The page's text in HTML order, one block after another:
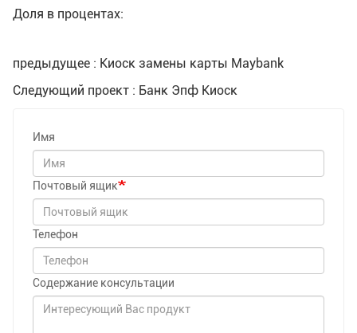
Доля в процентах:
предыдущее : Киоск замены карты Maybank
Следующий проект : Банк Эпф Киоск
Имя
Почтовый ящик
Телефон
Содержание консультации